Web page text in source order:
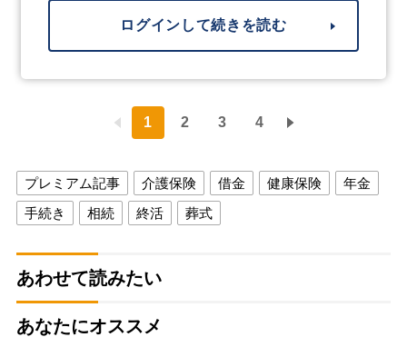
ログインして続きを読む
1 2 3 4
プレミアム記事 介護保険 借金 健康保険
年金
手続き
相続 終活 葬式
あわせて読みたい
あなたにオススメ